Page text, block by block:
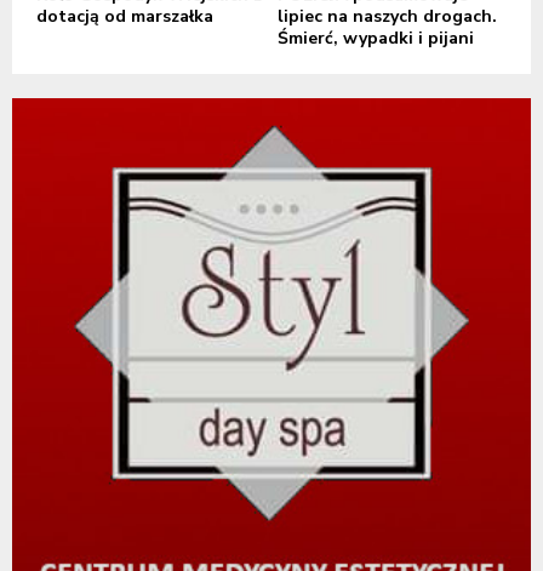
dotacją od marszałka
lipiec na naszych drogach.
Śmierć, wypadki i pijani